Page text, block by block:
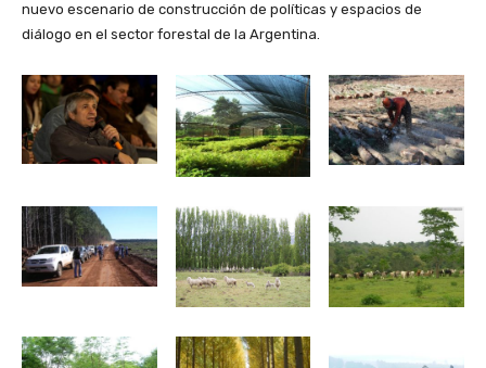
nuevo escenario de construcción de políticas y espacios de
diálogo en el sector forestal de la Argentina.